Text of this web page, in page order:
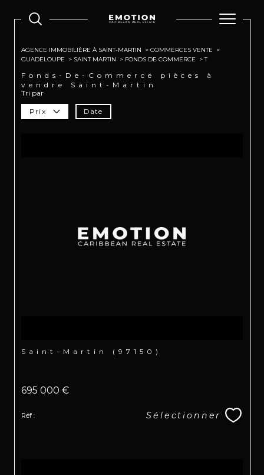
AGENCE IMMOBILIÈRE À SAINT-MARTIN
COMMERCES VENTE
GUADELOUPE
SAINT MARTIN FONDS DE COMMERCE T
Fonds-De-Commerce pièces à
vendre Saint-Martin
Tri par
Prix Date
Saint-Martin (97150)
695 000 €
Réf : Sélectionner